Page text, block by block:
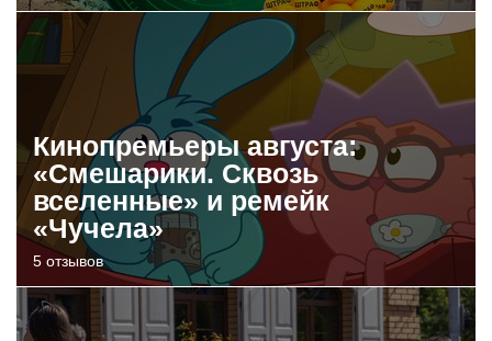
Кинопремьеры августа:
«Смешарики. Сквозь
вселенные» и ремейк
«Чучела»
5 отзывов